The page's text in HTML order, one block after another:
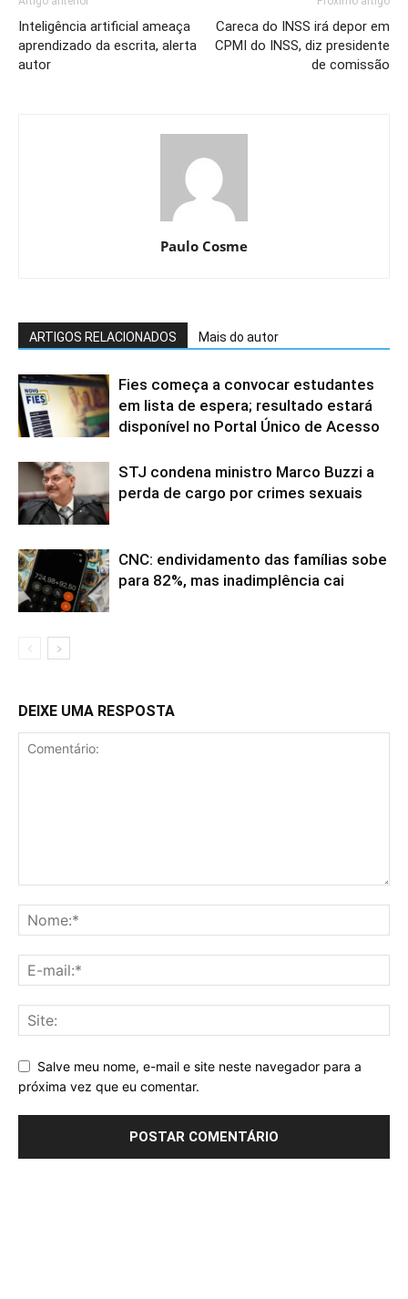
Inteligência artificial ameaça
aprendizado da escrita, alerta
autor
Careca do INSS irá depor em
CPMI do INSS, diz presidente
de comissão
Paulo Cosme
ARTIGOS RELACIONADOS Mais do autor
Fies começa a convocar estudantes
em lista de espera; resultado estará
disponível no Portal Único de Acesso
STJ condena ministro Marco Buzzi a
perda de cargo por crimes sexuais
CNC: endividamento das famílias sobe
para 82%, mas inadimplência cai
DEIXE UMA RESPOSTA
Salve meu nome, e-mail e site neste navegador para a
próxima vez que eu comentar.